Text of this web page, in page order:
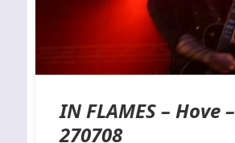
IN FLAMES – Hove –
270708